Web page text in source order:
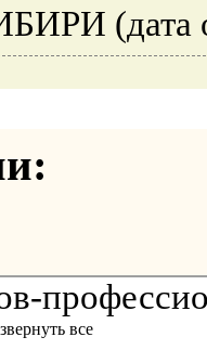
(дата
все